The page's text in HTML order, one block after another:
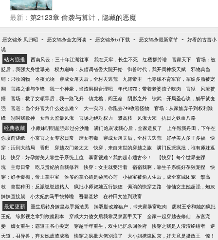
前拔出那一把守护之剑，那一刻，嘲笑他的人皆丧于
剑下，剑出鞘，妖族颤栗，魔族胆寒，仙人震惊！
最新： 第2123章 偷袭与算计，隐藏的恶魔
恶女锦杀 凤归昭 - 恶女锦杀全文阅读 - 恶女锦杀txt下载 - 恶女锦杀最新章节 - 好看的古言小
说
站内强推 西南风云：三十年江湖往事 我在天牢，长生不死 红楼群芳谱 官家天下
官场：被
贬后，我强大身世曝光
权力巅峰：从借调省委大院开始 御兽时代，我开局神级天赋
邪物典当
铺：只收凶物
今夜尤物 穿成女屠夫后，全村去逃荒 九霄帝主
七零嫁不育军官，军嫂多胎被宠
翻
官路之谁与争锋 我一个神豪，当渣男很合理吧 年代1979：带着老婆孩子吃肉 官狱
风流赘
婿
官场：救了女领导后，我一路飞升 镇龙棺，阎王命 阴影之外
综武：开局圣心诀，躺平就变
强
官道：当个好官为什么这么难？ 大一实习，你跑去749收容怪物
官场：从家族弃子到权利巅
峰
别叫我歌神 女帝太监最风流 官场之绝对权力 攀高枝 风流大宋 抗日之铁血八路
经典收藏 小师妹明明超强却过分沙雕 满门炮灰读我心后，全家造反了
上午毁我丹田，下午在
你坟前烧纸
小京官之女养家日常 庶女有毒 穿成女屠夫后，全村去逃荒 好孕美人多子多福
快
穿：活到大结局
香归 穿越农门老太太 快穿，来自末世的穿越之旅
满门反派疯批，唯有师妹逗
比
快穿：好孕娇美人靠生子系统上位 暴富很难？我的超市通古今！
【快穿】每个世界去踩
坑
主母日常 吃瓜贵妃的自我修养 快穿：女主就要活着 宿宿我啊，靠生子系统好孕独宠捏
快
穿：好孕爆棚，帝王掌中宝
侯爷的掌心娇是朵黑心莲 小福宝被偷人生后，成全京城团宠
攀高
枝
兽世种田：反派崽崽超粘人 疯批小师叔她五行缺德 佩瑜的快穿之路
修仙女主她超强，炮灰
妹妹直接躺
小太妃的马甲快掉啦 吾妻甚妙 在种田文签到致富
最近更新 重生后转身嫁皇叔手撕渣男 揣双胎改嫁猎户，带夫家暴富吃肉
废材王爷和她的疯批
王妃
综影视之拿到救赎剧本 穿成大力傻女后我靠灵泉富甲天下 全家一起穿越去修仙
东宫宠
妾
嫡女重生：霸道王爷心尖宠 穿越千年重生，双生记忆杀回侯府 快穿之我是人渣渣终结者
逆
天道，召异兽，弃女她虐渣成瘾
快穿之疯批大佬别浪了 大小姐携崽回京，奸夫竟是摄政王 惊！